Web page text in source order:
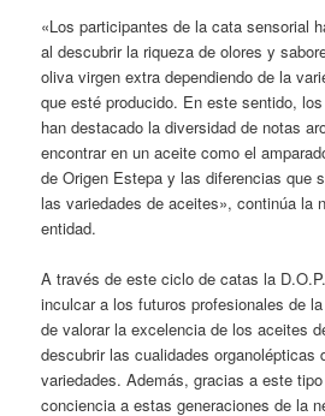
«Los participantes de la cata sensorial
al descubrir la riqueza de olores y
oliva virgen extra dependiendo de la
que esté producido. En este sentido,
han destacado la diversidad de notas
encontrar en un aceite como el
de Origen Estepa y las diferencias que
las variedades de aceites», continúa la
entidad.
A través de este ciclo de catas la
inculcar a los futuros profesionales de
de valorar la excelencia de los aceites
descubrir las cualidades organolépticas
variedades. Además, gracias a este
conciencia a estas generaciones de la